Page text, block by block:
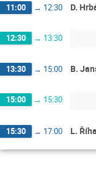
11:00 → 12:30 D.
12:30 → 13:30
13:30 → 15:00 B.
15:00 → 15:30
15:30 → 17:00 L.